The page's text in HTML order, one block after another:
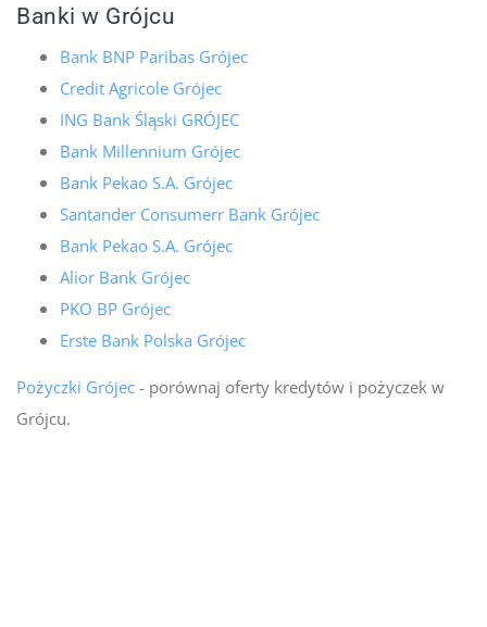
Banki w Grójcu
Bank BNP Paribas Grójec
Credit Agricole Grójec
ING Bank Śląski GRÓJEC
Bank Millennium Grójec
Bank Pekao S.A. Grójec
Santander Consumerr Bank Grójec
Bank Pekao S.A. Grójec
Alior Bank Grójec
PKO BP Grójec
Erste Bank Polska Grójec
Pożyczki Grójec- porównaj oferty kredytów i pożyczek w
Grójcu.